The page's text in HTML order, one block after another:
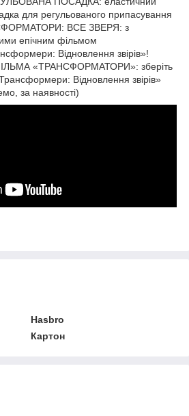
для регульованого припасування
ВСЕ ЗВЕРЯ: з
епічним фільмом
Відновлення звірів»!
«ТРАНСФОРМАТОРИ»: зберіть
Відновлення звірів»
за наявності)
Hasbro
Картон